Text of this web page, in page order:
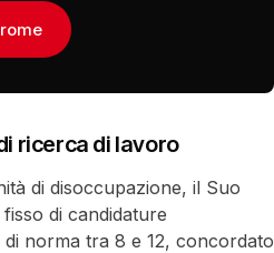
ricerca di lavoro
di disoccupazione, il Suo
di candidature
norma tra 8 e 12, concordato